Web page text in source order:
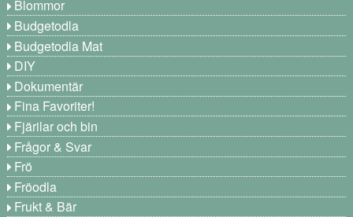
Blommor
Budgetodla
Budgetodla Mat
DIY
Dokumentär
Fina Favoriter!
Fjärilar och bin
Frågor & Svar
Frö
Fröodla
Frukt & Bär